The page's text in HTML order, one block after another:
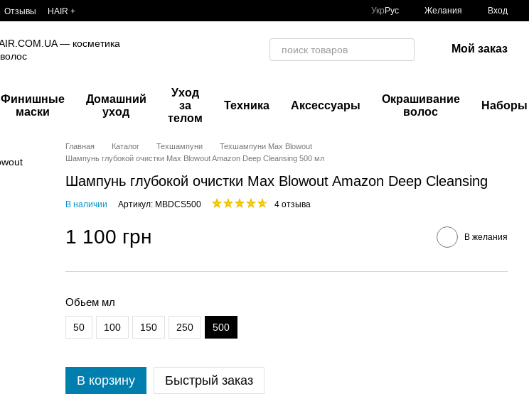
Отзывы HAIR + Укр Рус Желания Вход
Мой заказ
Финишные
маски
Домашний
уход
Уход
за
телом
Техника Аксессуары
Окрашивание
волос
Наборы
Главная Каталог Техшампуни
Техшампуни Max Blowout
Шампунь глубокой очистки Max Blowout Amazon Deep Cleansing 500 мл
Шампунь глубокой очистки Max Blowout Amazon Deep Cleansing
В наличии Артикул: MBDCS500 4 отзыва
1 100 грн В желания
Обьем мл
50 100 150 250 500
В корзину Быстрый заказ